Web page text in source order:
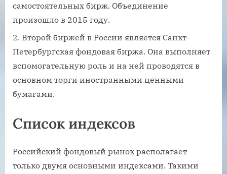
самостоятельных бирж. Объединение
произошло в 2015 году.
Второй биржей в России является Санкт-
Петербургская фондовая биржа. Она выполняет
вспомогательную роль и на ней проводятся в
основном торги иностранными ценными
бумагами.
Список индексов
Российский фондовый рынок располагает
только двумя основными индексами. Такими